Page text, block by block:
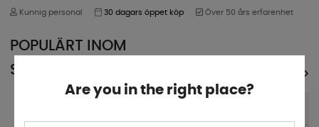
Kunnig personal 30 dagars öppet köp Över 50 års erfarenhet
POPULÄRT INOM
SAMMA KATEGORI
5%
Are you in the right place?